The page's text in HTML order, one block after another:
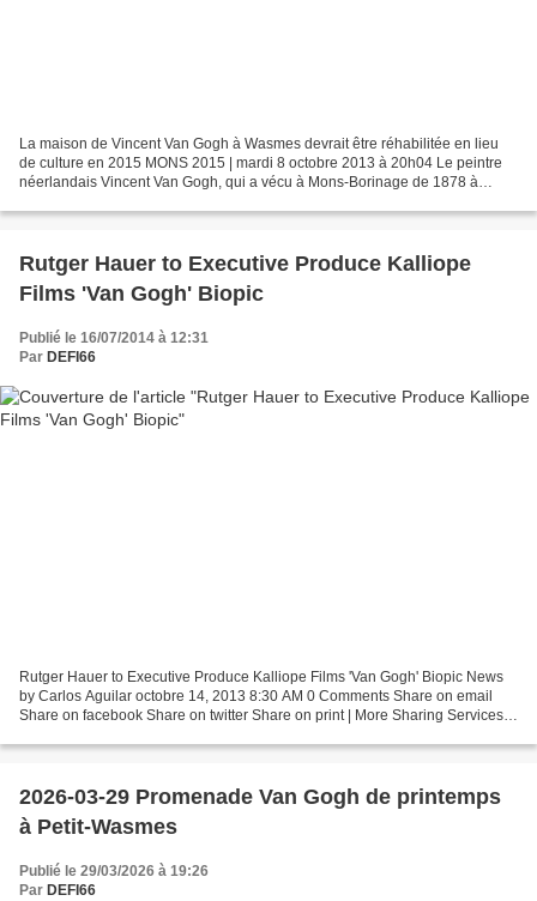
La maison de Vincent Van Gogh à Wasmes devrait être réhabilitée en lieu
de culture en 2015 MONS 2015 | mardi 8 octobre 2013 à 20h04 Le peintre
néerlandais Vincent Van Gogh, qui a vécu à Mons-Borinage de 1878 à
Rutger Hauer to Executive Produce Kalliope
Films 'Van Gogh' Biopic
Publié le 16/07/2014 à 12:31
Par DEFI66
Rutger Hauer to Executive Produce Kalliope Films 'Van Gogh' Biopic News
by Carlos Aguilar octobre 14, 2013 8:30 AM 0 Comments Share on email
Share on facebook Share on twitter Share on print | More Sharing Services 0
2026-03-29 Promenade Van Gogh de printemps
à Petit-Wasmes
Publié le 29/03/2026 à 19:26
Par DEFI66